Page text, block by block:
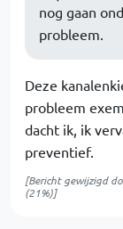
nog gaan
probleem.
Deze
probleem
dacht ik, ik
preventief.
[Bericht gewijzigd
(21%)]